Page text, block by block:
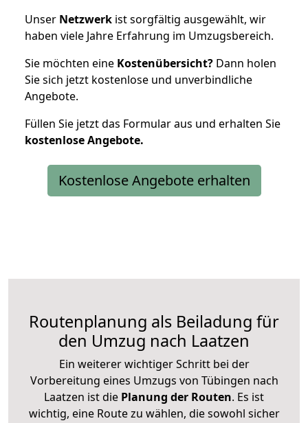
Unser Netzwerk ist sorgfältig ausgewählt, wir
haben viele Jahre Erfahrung im Umzugsbereich.
Sie möchten eine Kostenübersicht? Dann holen
Sie sich jetzt kostenlose und unverbindliche
Angebote.
Füllen Sie jetzt das Formular aus und erhalten Sie
kostenloseAngebote.
Kostenlose Angebote erhalten
Routenplanung als Beiladung für
den Umzug nach Laatzen
Ein weiterer wichtiger Schritt bei der
Vorbereitung eines Umzugs von Tübingen nach
Laatzen ist die Planung der Routen. Es ist
wichtig, eine Route zu wählen, die sowohl sicher